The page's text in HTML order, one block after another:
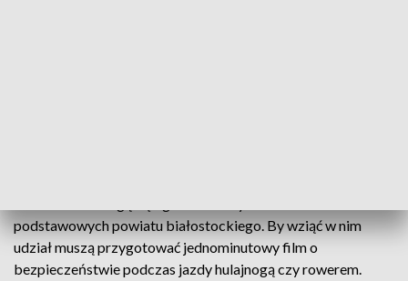
podstawowych powiatu białostockiego. By wziąć w nim
udział muszą przygotować jednominutowy film o
bezpieczeństwie podczas jazdy hulajnogą czy rowerem.